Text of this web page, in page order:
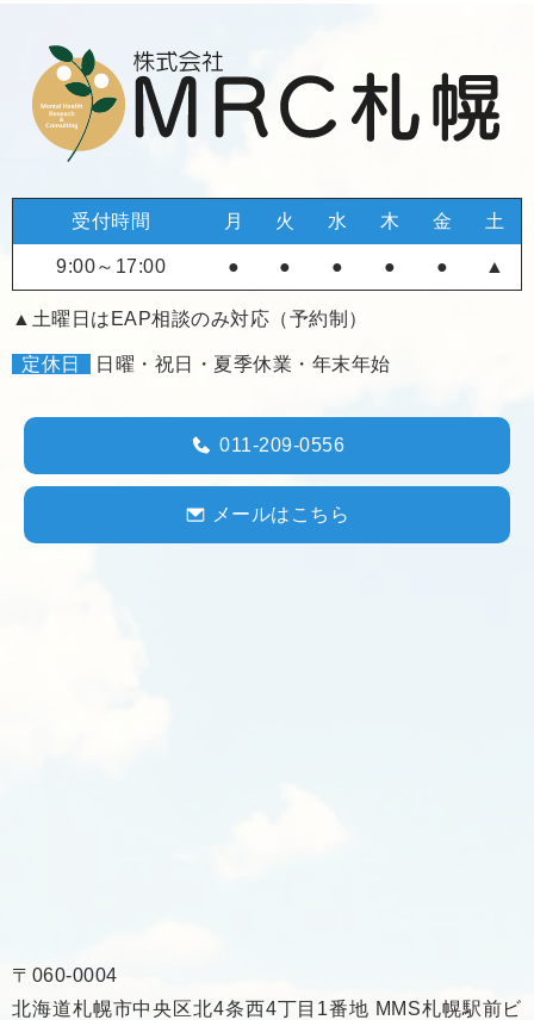
受付時間 月 火 水 木 金 土
9:00～17:00 ● ● ● ● ● ▲
▲土曜日はEAP相談のみ対応（予約制）
定休日 日曜・祝日・夏季休業・年末年始
011-209-0556
メールはこちら
〒060-0004
北海道札幌市中央区北4条西4丁目1番地 MMS札幌駅前ビ